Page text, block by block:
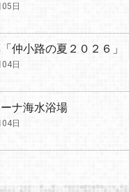
日
仲小路の夏２０２６」
日
ナ海水浴場
日